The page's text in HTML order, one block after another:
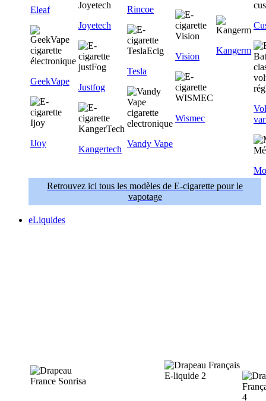
Eleaf
GeekVape
IJoy
Joyetech
Justfog
Kangertech
Rincoe
Tesla
Vandy Vape
Vision
Wismec
Kangerm
Retrouvez ici tous les modèles de E-cigarette pour le
vapotage
eLiquides